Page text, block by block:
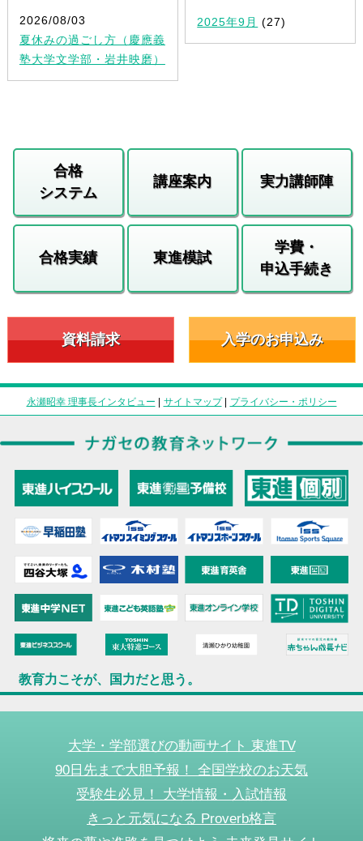
2026/08/03
夏休みの過ごし方（慶應義
塾大学文学部・岩井映磨）
2025年9月 (27)
合格
システム
講座案内 実力講師陣
合格実績 東進模試
学費・
申込手続き
資料請求 入学のお申込み
永瀬昭幸 理事長インタビュー サイトマップ| プライバシー・ポリシー
教育力こそが、国力だと思う。
大学・学部選びの動画サイト 東進TV
90日先まで大胆予報！ 全国学校のお天気
受験生必見！ 大学情報・入試情報
きっと元気になる Proverb格言